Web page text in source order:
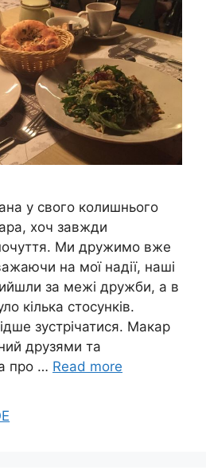
у свого колишнього
хоч завжди
Ми дружимо вже
на мої надії, наші
за межі дружби, а в
кілька стосунків.
зустрічатися. Макар
друзями та
про … Read more